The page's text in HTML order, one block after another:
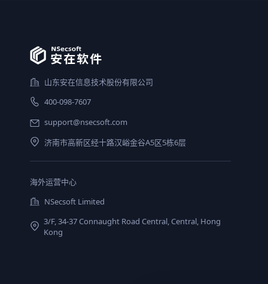
山东安在信息技术股份有限公司
400-098-7607
support@nsecsoft.com
济南市高新区经十路汉峪金谷A5区5栋6层
海外运营中心
NSecsoft Limited
3/F, 34-37 Connaught Road Central, Central, Hong
Kong